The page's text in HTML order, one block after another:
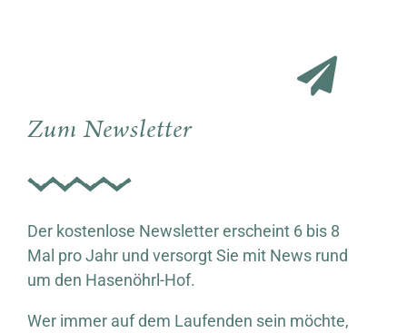
Zum Newsletter
Der kostenlose Newsletter erscheint 6 bis 8
Mal pro Jahr und versorgt Sie mit News rund
um den Hasenöhrl-Hof.
Wer immer auf dem Laufenden sein möchte,